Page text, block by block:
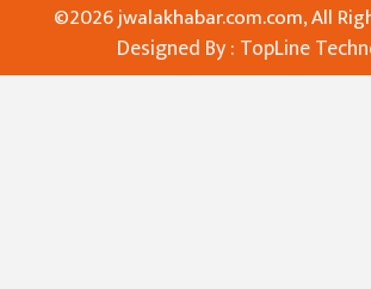
©2026 jwalakhabar.com.com, All
Designed By : TopLine